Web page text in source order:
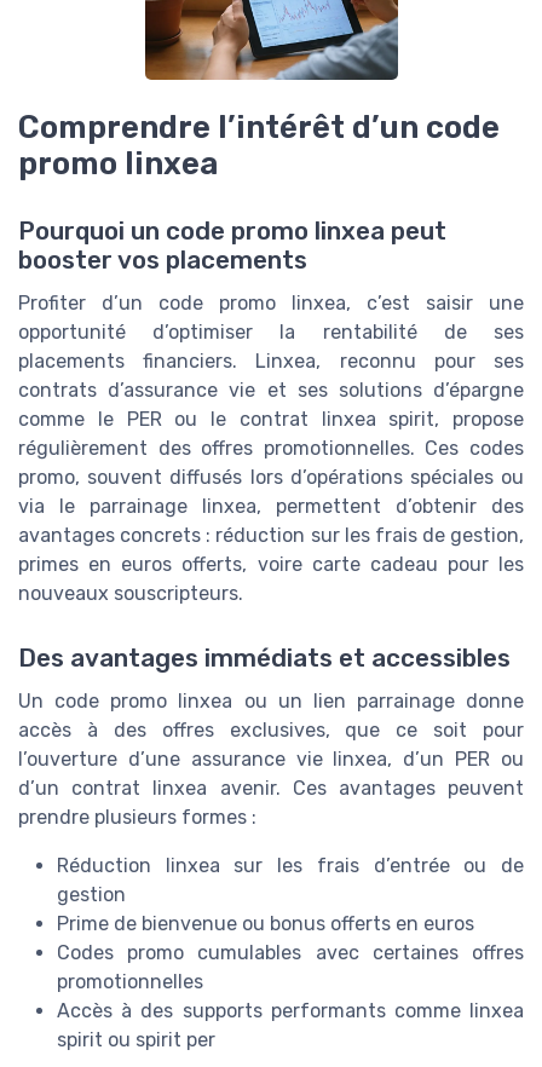
Comprendre l’intérêt d’un code
promo linxea
Pourquoi un code promo linxea peut
booster vos placements
Profiter d’un code promo linxea, c’est saisir une
opportunité d’optimiser la rentabilité de ses
placements financiers. Linxea, reconnu pour ses
contrats d’assurance vie et ses solutions d’épargne
comme le PER ou le contrat linxea spirit, propose
régulièrement des offres promotionnelles. Ces codes
promo, souvent diffusés lors d’opérations spéciales ou
via le parrainage linxea, permettent d’obtenir des
avantages concrets : réduction sur les frais de gestion,
primes en euros offerts, voire carte cadeau pour les
nouveaux souscripteurs.
Des avantages immédiats et accessibles
Un code promo linxea ou un lien parrainage donne
accès à des offres exclusives, que ce soit pour
l’ouverture d’une assurance vie linxea, d’un PER ou
d’un contrat linxea avenir. Ces avantages peuvent
prendre plusieurs formes :
Réduction linxea sur les frais d’entrée ou de
gestion
Prime de bienvenue ou bonus offerts en euros
Codes promo cumulables avec certaines offres
promotionnelles
Accès à des supports performants comme linxea
spirit ou spirit per